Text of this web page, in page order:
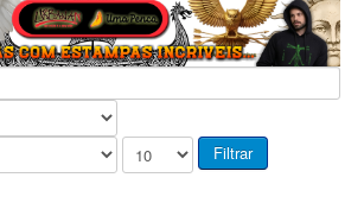
Filtrar